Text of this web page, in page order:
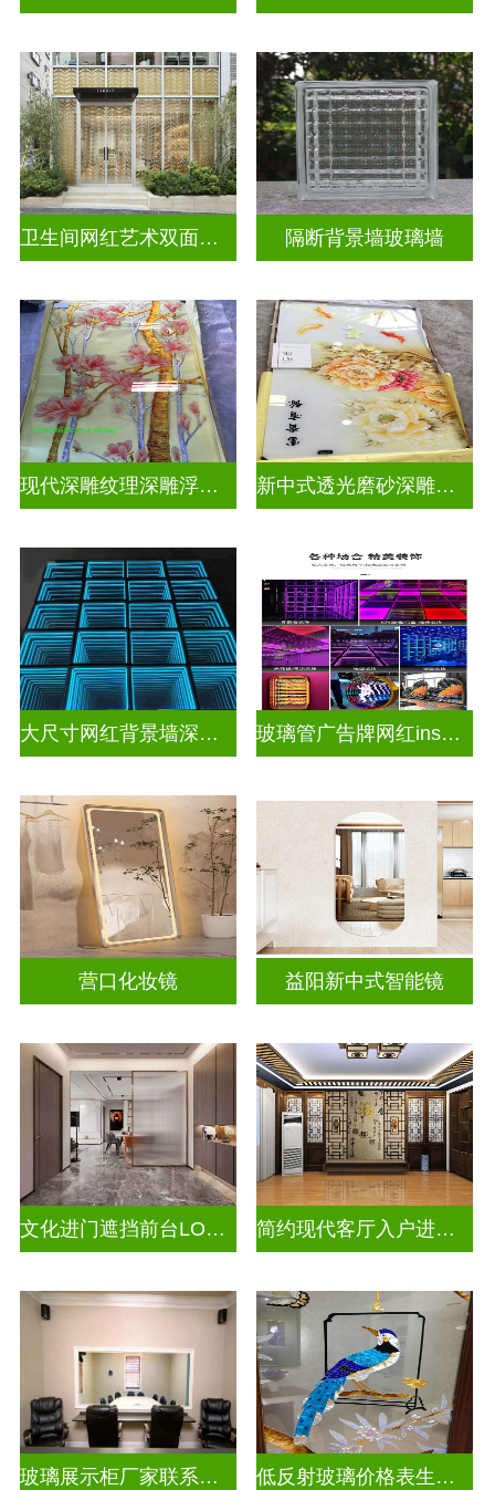
卫生间网红艺术双面玻璃墙 隔断背景墙玻璃墙
现代深雕纹理深雕浮雕玻璃 新中式透光磨砂深雕浮雕玻璃
大尺寸网红背景墙深渊镜 玻璃管广告牌网红ins灯带造型装饰千层镜深渊镜
营口化妆镜 益阳新中式智能镜
文化进门遮挡前台LOGO山水画背景墙玻璃 简约现代客厅入户进门遮挡玻璃屏风
玻璃展示柜厂家联系方式 低反射玻璃价格表生产电话